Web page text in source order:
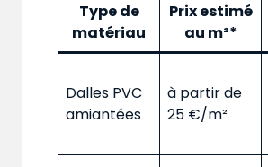
Type de
matériau
Prix estimé
au m²*
Dalles PVC
amiantées
à partir de
25 €/m²